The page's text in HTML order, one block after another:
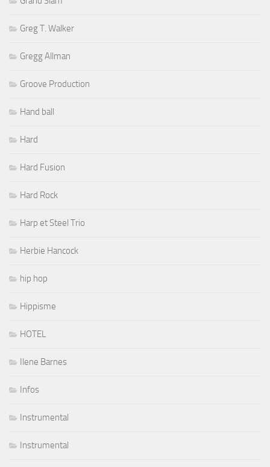
Greg T. Walker
Gregg Allman
Groove Production
Hand ball
Hard
Hard Fusion
Hard Rock
Harp et Steel Trio
Herbie Hancock
hip hop
Hippisme
HOTEL
Ilene Barnes
Infos
Instrumental
Instrumental